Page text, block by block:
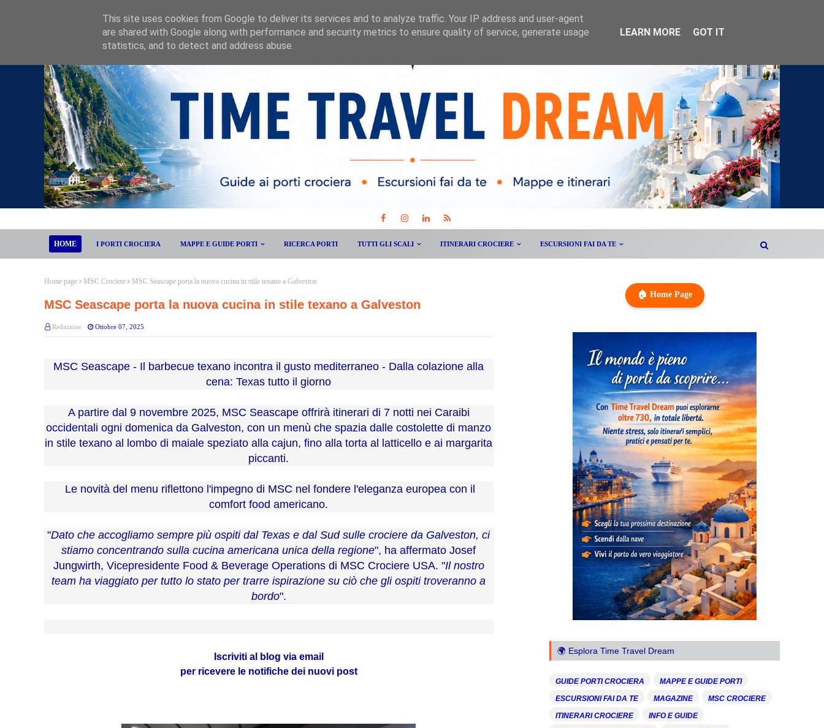
HOME I PORTI CROCIERA MAPPE E GUIDE PORTI RICERCA PORTI TUTTI GLI SCALI ITINERARI CROCIERE ESCURSIONI FAI DA TE
Home page MSC Crociere MSC Seascape porta la nuova cucina in stile texano a Galveston
MSC Seascape porta la nuova cucina in stile texano a Galveston
Redazione Ottobre 07, 2025
MSC Seascape - Il barbecue texano incontra il gusto mediterraneo - Dalla colazione alla
cena: Texas tutto il giorno
A partire dal 9 novembre 2025, MSC Seascape offrirà itinerari di 7 notti nei Caraibi
occidentali ogni domenica da Galveston, con un menù che spazia dalle costolette di manzo
in stile texano al lombo di maiale speziato alla cajun, fino alla torta al latticello e ai margarita
piccanti.
Le novità del menu riflettono l'impegno di MSC nel fondere l'eleganza europea con il
comfort food americano.
"Dato che accogliamo sempre più ospiti dal Texas e dal Sud sulle crociere da Galveston, ci
stiamo concentrando sulla cucina americana unica della regione", ha affermato Josef
Jungwirth, Vicepresidente Food & Beverage Operations di MSC Crociere USA. "Il nostro
team ha viaggiato per tutto lo stato per trarre ispirazione su ciò che gli ospiti troveranno a
bordo".
Iscriviti al blog via email
per ricevere le notifiche dei nuovi post
🏠 Home Page
🌍 Esplora Time Travel Dream
GUIDE PORTI CROCIERA
MAPPE E GUIDE PORTI
ESCURSIONI FAI DA TE
MAGAZINE
MSC CROCIERE
ITINERARI CROCIERE
INFO E GUIDE
This site uses cookies from Google to deliver its services and to analyze traffic. Your IP address and user-agent
are shared with Google along with performance and security metrics to ensure quality of service, generate usage
statistics, and to detect and address abuse.
LEARN MORE GOT IT